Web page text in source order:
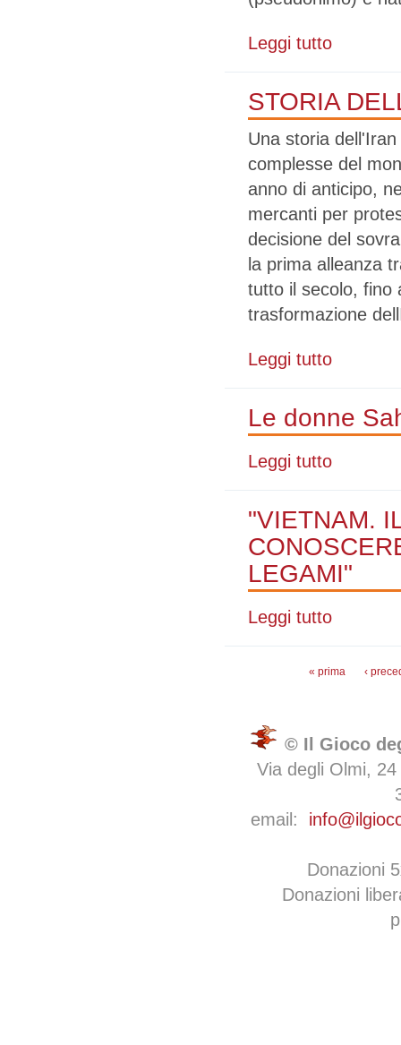
Leggi tutto
STORIA
Una storia
complesse del
anno di anticipo,
mercanti per
decisione del
la prima alleanza
tutto il secolo, fino
trasformazione
Leggi tutto
Le donne
Leggi tutto
"VIETNAM.
LEGAMI"
Leggi tutto
« prima ‹
© Il Gioco
Via degli Olmi,
email:
Donazioni
Donazioni